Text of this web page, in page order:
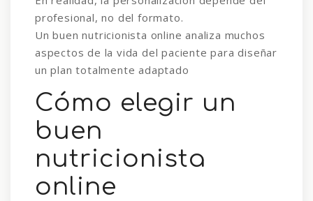
profesional, no del formato.
Un buen nutricionista online analiza muchos
aspectos de la vida del paciente para diseñar
un plan totalmente adaptado
Cómo elegir un
buen
nutricionista
online